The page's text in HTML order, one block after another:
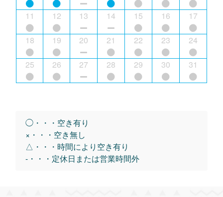
11 12 13 14 15 16 17
18 19 20 21 22 23 24
25 26 27 28 29 30 31
◯・・・空き有り
×・・・空き無し
△・・・時間により空き有り
-・・・定休日または営業時間外